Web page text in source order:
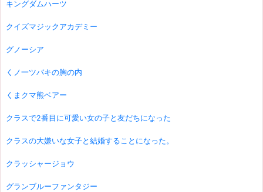
キングダムハーツ
クイズマジックアカデミー
グノーシア
くノ一ツバキの胸の内
くまクマ熊ベアー
クラスで2番目に可愛い女の子と友だちになった
クラスの大嫌いな女子と結婚することになった。
クラッシャージョウ
グランブルーファンタジー